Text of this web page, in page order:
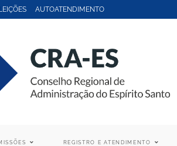
AUTOATENDIMENTO
REGISTRO E ATENDIMENTO